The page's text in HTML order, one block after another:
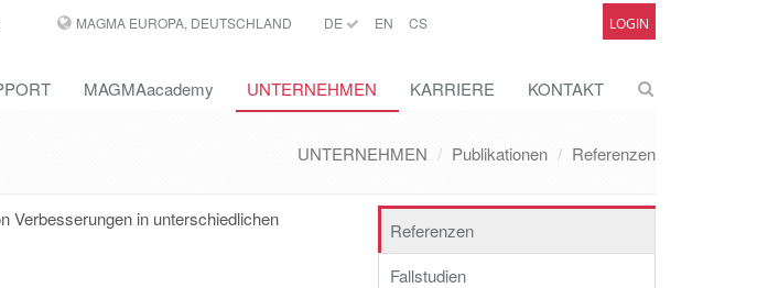
MAGMA EUROPA, DEUTSCHLAND DE EN CS LOGIN
MAGMAacademy UNTERNEHMEN KARRIERE KONTAKT
UNTERNEHMEN Publikationen Referenzen
Verbesserungen in unterschiedlichen
Referenzen
Fallstudien